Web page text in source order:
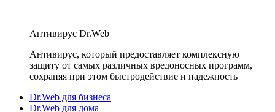
Антивирус Dr.Web
Антивирус, который предоставляет комплексную
защиту от самых различных вредоносных программ,
сохраняя при этом быстродействие и надежность
Dr.Web для бизнеса
Dr.Web для дома